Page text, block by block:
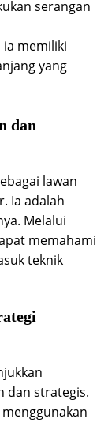
serangan
ia memiliki
yang
dan
lawan
Ia adalah
Melalui
memahami
teknik
dan strategis.